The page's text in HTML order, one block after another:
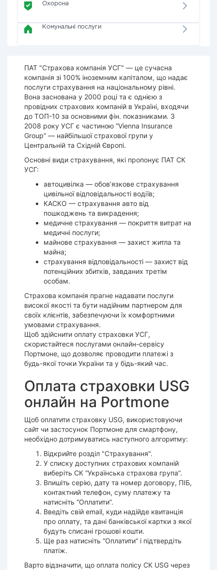
Охорона
Комунальні послуги
ПАТ "Страхова компанія УСГ" — це сучасна
компанія зі 100% іноземним капіталом, що надає
послуги страхування на національному рівні.
Вона заснована у 2000 році та є однією з
провідних страхових компаній в Україні, входячи
до ТОП-10 за основними фін. показниками. З
2008 року УСГ є частиною “Vienna Insurance
Group” — найбільшої страхової групи у
Центральній та Східній Європі.
Основні види страхування, які пропонує ПАТ СК
УСГ:
автоцивілка — обов’язкове страхування
цивільної відповідальності водіїв;
КАСКО — страхування авто від
пошкоджень та викрадення;
медичне страхування — покриття витрат на
медичні послуги;
майнове страхування — захист житла та
майна;
страхування відповідальності — захист від
потенційних збитків, завданих третім
особам.
Страхова компанія прагне надавати послуги
високої якості та бути надійним партнером для
своїх клієнтів, забезпечуючи їх комфортними
умовами страхування.
Щоб здійснити оплату страховки УСГ,
скористайтеся послугами онлайн-сервісу
Портмоне, що дозволяє проводити платежі з
будь-якої точки України та у бідь-який час.
Оплата страховки USG
онлайн на Portmone
Щоб оплатити страховку USG, використовуючи
сайт чи застосунок Портмоне для смартфону,
необхідно дотримуватись наступного алгоритму:
Відкрийте розділ "Страхування".
У списку доступних страхових компаній
виберіть СК “Українська страхова група”.
Впишіть серію, дату та номер договору, ПІБ,
контактний телефон, суму платежу та
натисніть “Оплатити”.
Введіть свій email, куди надійде квитанція
про оплату, та дані банківської картки з якої
будуть списані грошові кошти.
Ще раз натисніть “Оплатити” і підтвердіть
платіж.
Варто відзначити, що оплата полісу СК USG через